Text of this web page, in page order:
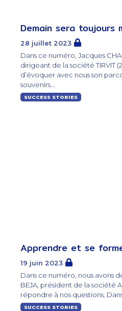
Demain sera toujours
28 juillet 2023
Dans ce numéro, Jacques
dirigeant de la société TIRVIT
d’évoquer avec nous son
souvenirs...
SUCCESS STORIES
Apprendre et se
19 juin 2023
Dans ce numéro, nous avons
BEJA, président de la société
répondre à nos questions.
SUCCESS STORIES